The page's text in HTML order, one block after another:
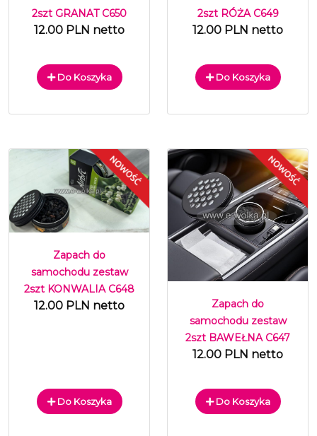
2szt GRANAT C650
12.00 PLN netto
Do Koszyka
2szt RÓŻA C649
12.00 PLN netto
Do Koszyka
Zapach do
samochodu zestaw
2szt KONWALIA C648
12.00 PLN netto
Do Koszyka
Zapach do
samochodu zestaw
2szt BAWEŁNA C647
12.00 PLN netto
Do Koszyka